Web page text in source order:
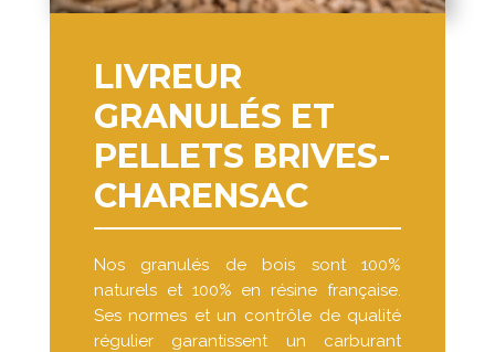
LIVREUR
GRANULÉS ET
PELLETS BRIVES-
CHARENSAC
Nos granulés de bois sont 100%
naturels et 100% en résine française.
Ses normes et un contrôle de qualité
régulier garantissent un carburant